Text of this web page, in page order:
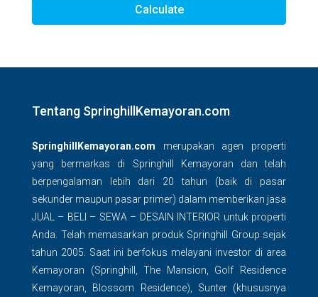
Calculate
Tentang SpringhillKemayoran.com
SpringhillKemayoran.com merupakan agen properti
yang bermarkas di Springhill Kemayoran dan telah
berpengalaman lebih dari 20 tahun (baik di pasar
sekunder maupun pasar primer) dalam memberikan jasa
JUAL – BELI – SEWA – DESAIN INTERIOR untuk properti
Anda. Telah memasarkan produk Springhill Group sejak
tahun 2005. Saat ini berfokus melayani investor di area
Kemayoran (Springhill, The Mansion, Golf Residence
Kemayoran, Blossom Residence), Sunter (khususnya